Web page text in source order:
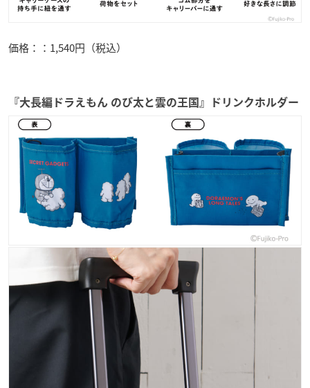
価格：：1,540円（税込）
『大長編ドラえもん のび太と雲の王国』ドリンクホルダー